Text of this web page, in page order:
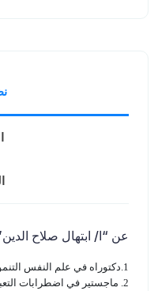
عن “ا/ ابتهال صلاح
1.دكتوراه في علم النفس التنموي من جامعة تورنتو، كندا.
2. ماجستير في اضطرابات التعبير عن المشاعر والتواصل (الالكسيثميا).